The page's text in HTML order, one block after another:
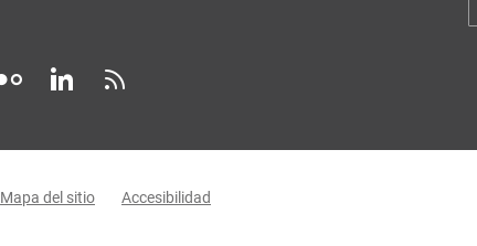
Mapa del sitio Accesibilidad